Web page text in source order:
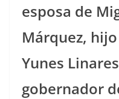
esposa de
Márquez,
Yunes
gobernador